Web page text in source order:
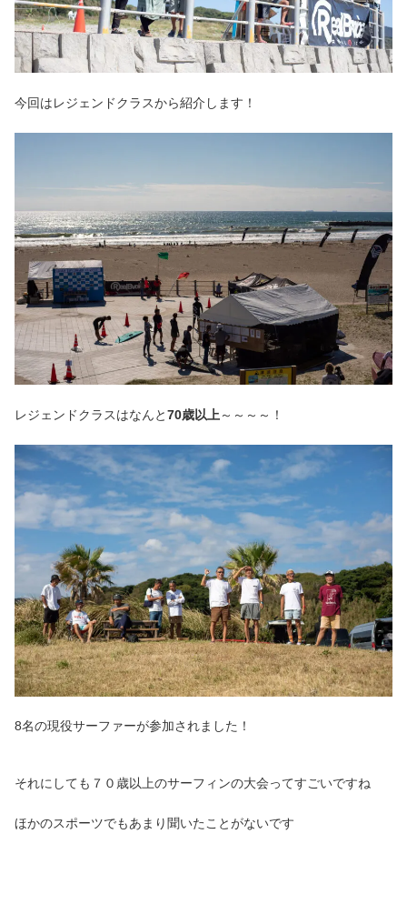
今回はレジェンドクラスから紹介します！
レジェンドクラスはなんと70歳以上 ～～～～！
8名の現役サーファーが参加されました！
それにしても７０歳以上のサーフィンの大会ってすごいですね
ほかのスポーツでもあまり聞いたことがないです